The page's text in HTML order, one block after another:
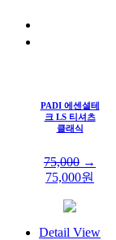
PADI 에센셜테
크 LS 티셔츠
클래식
75,000 →
75,000원
Detail View